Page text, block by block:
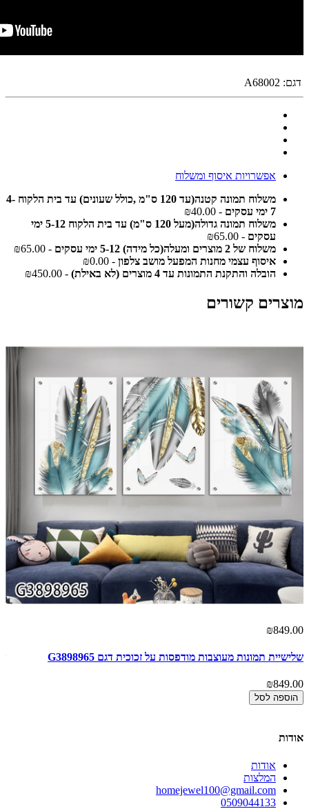
דגם: A68002
אפשרויות איסוף ומשלוח
משלוח תמונה קטנה(עד 120 ס"מ ,כולל שעונים) עד בית הלקוח 4-
7 ימי עסקים
- ₪40.00
משלוח תמונה גדולה(מעל 120 ס"מ) עד בית הלקוח 5-12 ימי
עסקים - ₪65.00
משלוח של 2 מוצרים ומעלה(כל מידה) 5-12 ימי עסקים
- ₪65.00
איסוף עצמי מחנות המפעל מושב צלפון - ₪0.00
הובלה והתקנת התמונות עד 4 מוצרים (לא באילת)
- ₪450.00
מוצרים קשורים
₪849.00
שלישיית תמונות מעוצבות מודפסות על זכוכית דגם G3898965
₪849.00
הוספה לסל
אודות
אודות
המלצות
homejewel100@gmail.com
0509044133